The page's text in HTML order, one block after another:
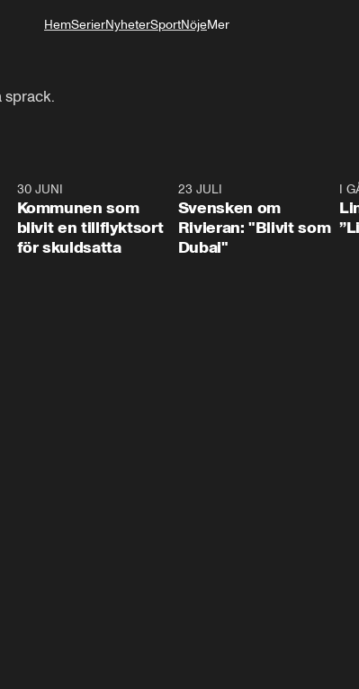
HemSerierNyheterSportNöjeMer
sprack.
30 JUNI
Kommunen som
blivit en tillflyktsort
för skuldsatta
23 JULI
Svensken om
Rivieran: "Blivit som
Dubai"
I